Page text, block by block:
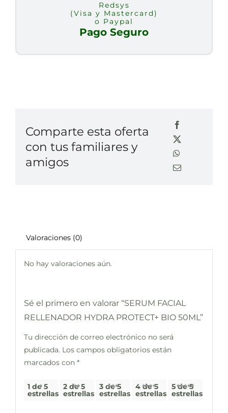
Redsys
(Visa y Mastercard)
o Paypal
Pago Seguro
Comparte esta oferta
con tus familiares y
amigos
Valoraciones (0)
No hay valoraciones aún.
Sé el primero en valorar “SERUM FACIAL
RELLENADOR HYDRA PROTECT+ BIO 50ML”
Tu dirección de correo electrónico no será
publicada. Los campos obligatorios están
marcados con *
1 de 5
estrellas
2 de 5
estrellas
3 de 5
estrellas
4 de 5
estrellas
5 de 5
estrellas